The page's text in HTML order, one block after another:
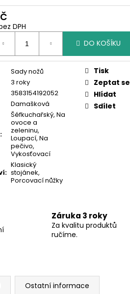
DPH
DO KOŠÍKU
Sady nožů
3 roky
3583154192052
Damašková
:
Šéfkuchařský, Na
ovoce a
zeleninu,
Loupací, Na
pečivo,
Vykosťovací
:
Klasický
stojánek,
Porcovací nůžky
Tisk
Zeptat se
Hlídat
Sdílet
Záruka 3 roky
Za kvalitu produktů
ručíme.
Ostatní informace